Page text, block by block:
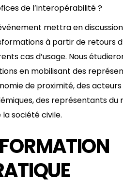
de l’interopérabilité ?
mettra en
à partir de retours
cas d’usage. Nous
en mobilisant des
de proximité, des
des représentants du
la société civile.